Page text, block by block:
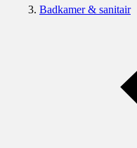
Badkamer & sanitair